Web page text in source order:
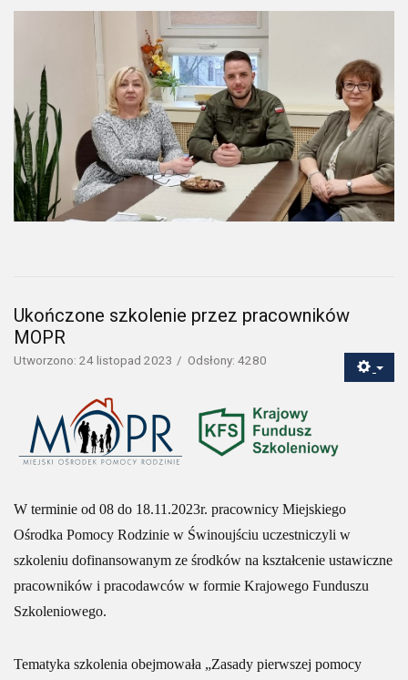
Ukończone szkolenie przez pracowników
MOPR
Utworzono: 24 listopad 2023 Odsłony: 4280
W terminie od 08 do 18.11.2023r. pracownicy Miejskiego
Ośrodka Pomocy Rodzinie w Świnoujściu uczestniczyli w
szkoleniu dofinansowanym ze środków na kształcenie ustawiczne
pracowników i pracodawców w formie Krajowego Funduszu
Szkoleniowego.
Tematyka szkolenia obejmowała „Zasady pierwszej pomocy